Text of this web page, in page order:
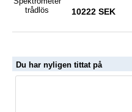
10222 SEK
Du har nyligen tittat på